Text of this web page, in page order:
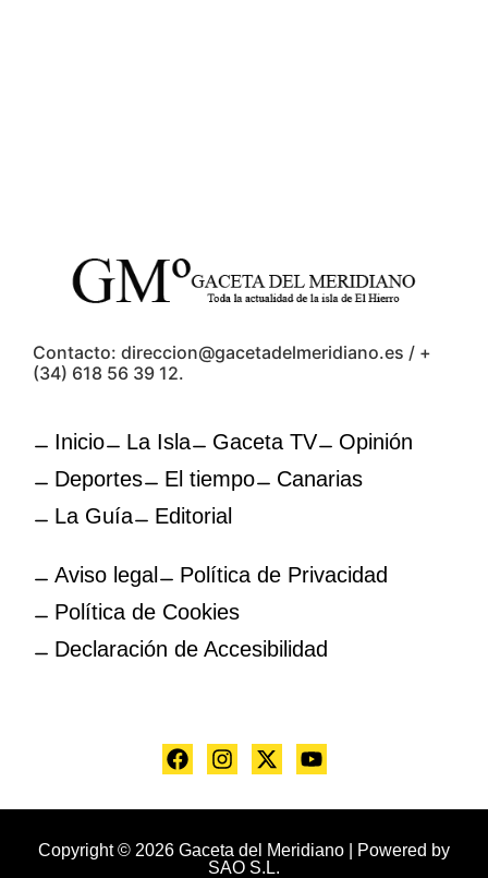
Contacto: direccion@gacetadelmeridiano.es / +
(34) 618 56 39 12.
Inicio La Isla Gaceta TV
Opinión
Deportes
El tiempo
Canarias
La Guía
Editorial
Aviso legal
Política de Privacidad
Política de Cookies
Declaración de Accesibilidad
Copyright © 2026 Gaceta del Meridiano | Powered by
SAO S.L.